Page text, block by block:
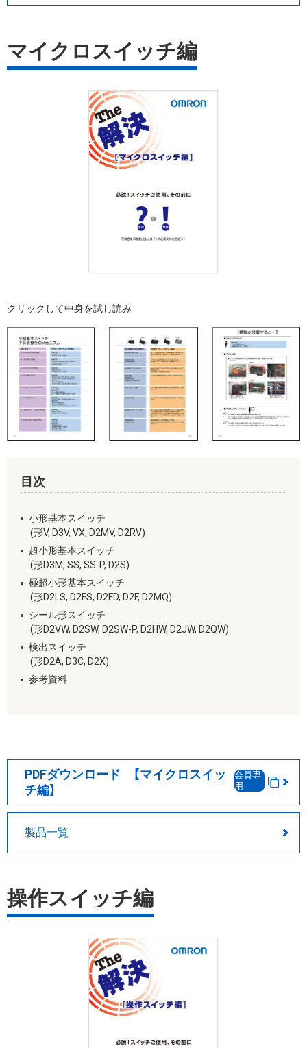
マイクロスイッチ編
クリックして中身を試し読み
目次
小形基本スイッチ
(形V, D3V, VX, D2MV, D2RV)
超小形基本スイッチ
(形D3M, SS, SS-P, D2S)
極超小形基本スイッチ
(形D2LS, D2FS, D2FD, D2F, D2MQ)
シール形スイッチ
(形D2VW, D2SW, D2SW-P, D2HW, D2JW, D2QW)
検出スイッチ
(形D2A, D3C, D2X)
参考資料
PDFダウンロード 【マイクロスイッ
チ編】
会員専
用
製品一覧
操作スイッチ編